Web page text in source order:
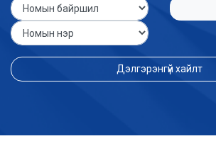
Дэлгэрэнгүй хайлт